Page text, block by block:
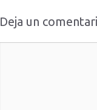
Deja un